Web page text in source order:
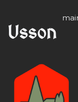
Usson